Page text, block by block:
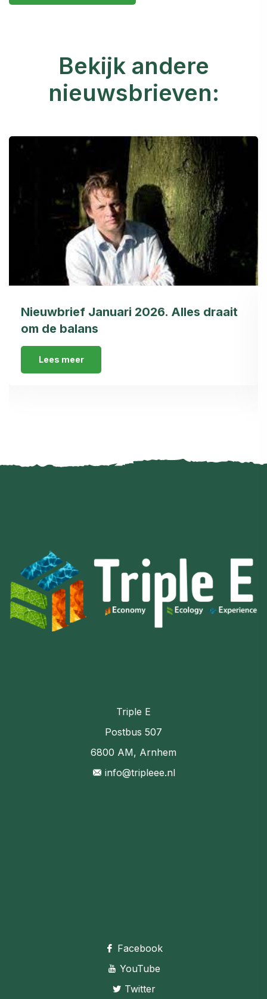
Bekijk andere
nieuwsbrieven:
Nieuwbrief Januari 2026. Alles draait
om de balans
Lees meer
Triple E
Postbus 507
6800 AM, Arnhem
info@tripleee.nl
Facebook
YouTube
Twitter